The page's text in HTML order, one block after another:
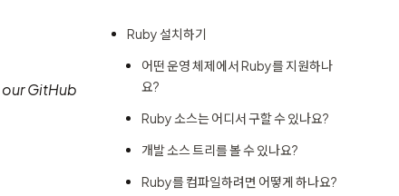
GitHub
Ruby 설치하기
어떤 운영 체제에서 Ruby를 지원하나
요?
Ruby 소스는 어디서 구할 수 있나요?
개발 소스 트리를 볼 수 있나요?
Ruby를 컴파일하려면 어떻게 하나요?